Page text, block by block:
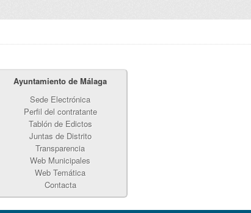
Ayuntamiento de Málaga
Sede Electrónica
Perfil del contratante
Tablón de Edictos
Juntas de Distrito
Transparencia
Web Municipales
Web Temática
Contacta